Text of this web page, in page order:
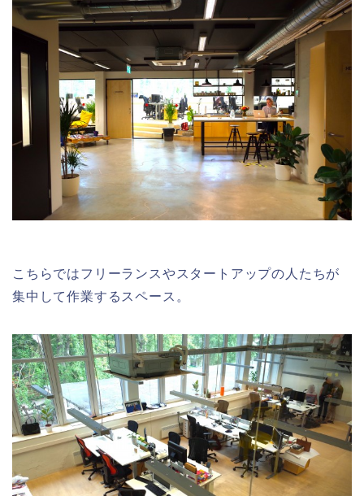
こちらではフリーランスやスタートアップの人たちが
集中して作業するスペース。